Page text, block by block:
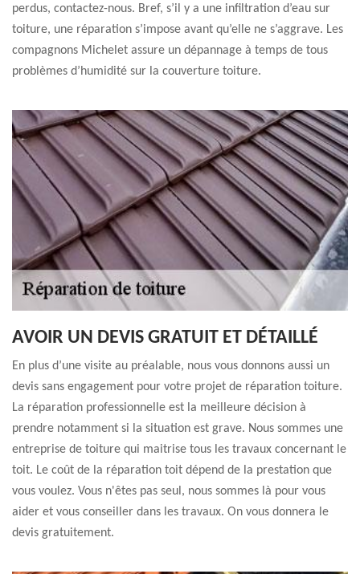
perdus, contactez-nous. Bref, s’il y a une infiltration d’eau sur
toiture, une réparation s’impose avant qu’elle ne s’aggrave. Les
compagnons Michelet assure un dépannage à temps de tous
problèmes d’humidité sur la couverture toiture.
AVOIR UN DEVIS GRATUIT ET DÉTAILLÉ
En plus d’une visite au préalable, nous vous donnons aussi un
devis sans engagement pour votre projet de réparation toiture.
La réparation professionnelle est la meilleure décision à
prendre notamment si la situation est grave. Nous sommes une
entreprise de toiture qui maitrise tous les travaux concernant le
toit. Le coût de la réparation toit dépend de la prestation que
vous voulez. Vous n'êtes pas seul, nous sommes là pour vous
aider et vous conseiller dans les travaux. On vous donnera le
devis gratuitement.